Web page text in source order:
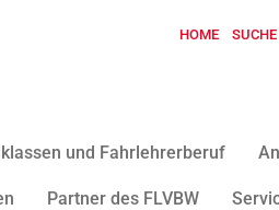
HOME SUCHE
und Fahrlehrerberuf
Partner des FLVBW